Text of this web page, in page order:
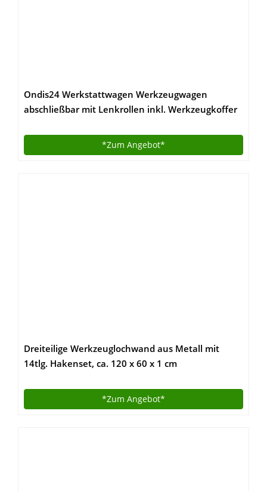
Ondis24 Werkstattwagen Werkzeugwagen
abschließbar mit Lenkrollen inkl. Werkzeugkoffer
*Zum Angebot*
Dreiteilige Werkzeuglochwand aus Metall mit
14tlg. Hakenset, ca. 120 x 60 x 1 cm
*Zum Angebot*